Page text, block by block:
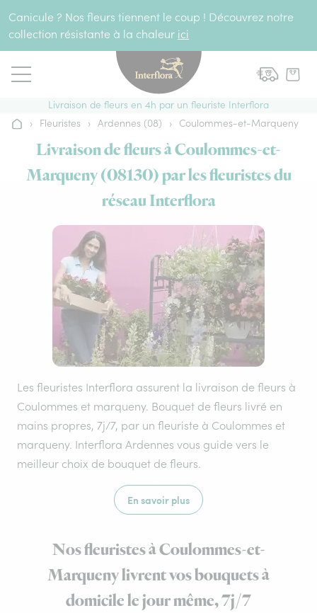
Canicule ? Nos fleurs tiennent le coup ! Découvrez notre
collection résistante à la chaleur ici
Livraison de fleurs en 4h par un fleuriste Interflora
Accueil
› Fleuristes › Ardennes (08) › Coulommes-et-Marqueny
Livraison de fleurs à Coulommes-et-
Marqueny (08130) par les fleuristes du
réseau Interflora
Les fleuristes Interflora assurent la livraison de fleurs à
Coulommes et marqueny. Bouquet de fleurs livré en
mains propres, 7j/7, par un fleuriste à Coulommes et
marqueny. Interflora Ardennes vous guide vers le
meilleur choix de bouquet de fleurs.
En savoir plus
Nos fleuristes à Coulommes-et-
Marqueny livrent vos bouquets à
domicile le jour même, 7j/7